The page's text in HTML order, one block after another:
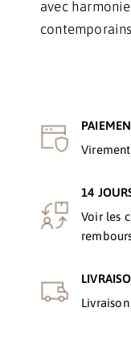
avec
14
Voir les